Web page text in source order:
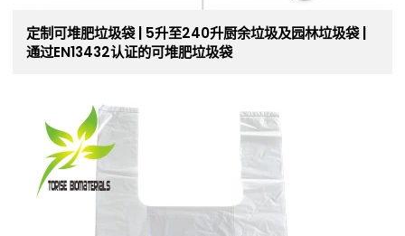
定制可堆肥垃圾袋 | 5升至240升厨余垃圾及园林垃圾袋 |
通过EN13432认证的可堆肥垃圾袋